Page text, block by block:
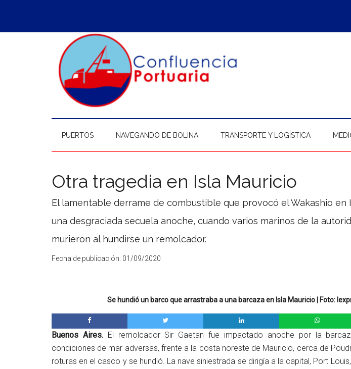
contenido
secondary
la
pie
PUERTOS NAVEGANDO DE BOLINA TRANSPORTE Y LOGÍSTICA
Otra tragedia en Isla Mauricio
El lamentable derrame de combustible que provocó el Wakashio en
una desgraciada secuela anoche, cuando varios marinos de la
murieron al hundirse un remolcador.
Fecha de publicación: 01/09/2020
Se hundió un barco que arrastraba a una barcaza en Isla Mauricio | Foto:
Buenos Aires.El remolcador Sir Gaetan fue impactado anoche por la
condiciones de mar adversas, frente a la costa noreste de Mauricio, cerca de
roturas en el casco y se hundió. La nave siniestrada se dirigía a la capital, Port